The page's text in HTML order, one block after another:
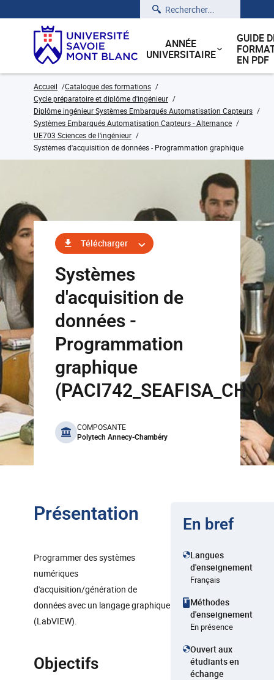
Rechercher
ANNÉE
UNIVERSITAIRE
GUIDE
EN PDF
Accueil
Catalogue des formations
Cycle préparatoire et diplôme d'ingénieur
Diplôme ingénieur Systèmes Embarqués Automatisation Capteurs
Systèmes Embarqués Automatisation Capteurs - Alternance
UE703 Sciences de l'ingénieur
Systèmes d'acquisition de données - Programmation graphique
Télécharger
Systèmes
d'acquisition de
données -
Programmation
graphique
(PACI742_SEAFISA_CHY)
benefits
COMPOSANTE
Polytech Annecy-Chambéry
Présentation
Programmer des systèmes
numériques
d'acquisition/génération de
données avec un langage graphique
(LabVIEW).
Objectifs
En bref
Langues
d'enseignement
Français
Méthodes
d'enseignement
En présence
Ouvert aux
étudiants en
échange